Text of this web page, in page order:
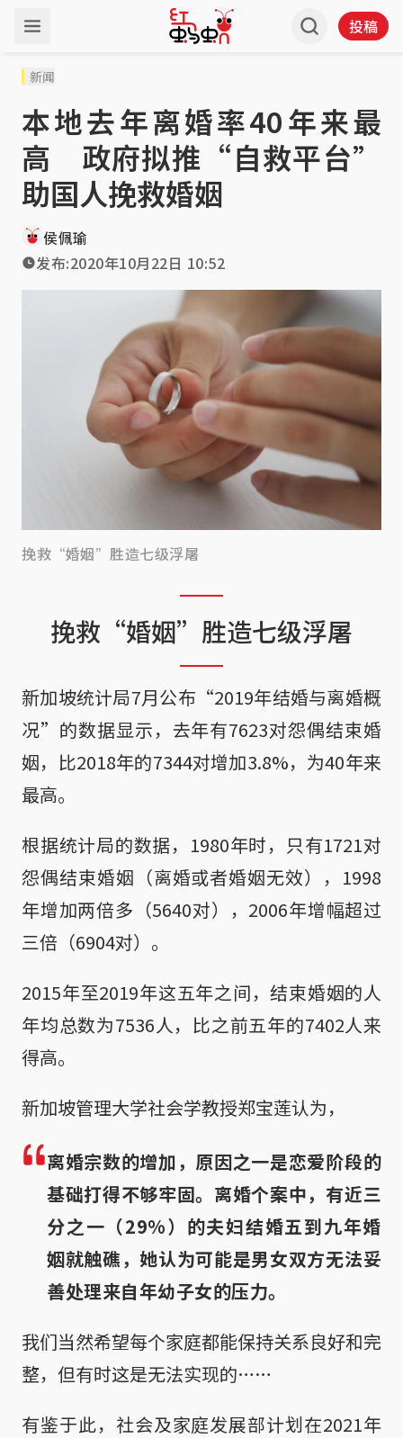
投稿
新闻
本地去年离婚率40年来最
高 政府拟推“自救平台”
助国人挽救婚姻
侯佩瑜
发布:2020年10月22日 10:52
挽救“婚姻”胜造七级浮屠
挽救“婚姻”胜造七级浮屠
新加坡统计局7月公布“2019年结婚与离婚概
况”的数据显示，去年有7623对怨偶结束婚
姻，比2018年的7344对增加3.8%，为40年来
最高。
根据统计局的数据，1980年时，只有1721对
怨偶结束婚姻（离婚或者婚姻无效），1998
年增加两倍多（5640对），2006年增幅超过
三倍（6904对）。
2015年至2019年这五年之间，结束婚姻的人
年均总数为7536人，比之前五年的7402人来
得高。
新加坡管理大学社会学教授郑宝莲认为，
离婚宗数的增加，原因之一是恋爱阶段的
基础打得不够牢固。离婚个案中，有近三
分之一（29%）的夫妇结婚五到九年婚
姻就触礁，她认为可能是男女双方无法妥
善处理来自年幼子女的压力。
我们当然希望每个家庭都能保持关系良好和完
整，但有时这是无法实现的……
有鉴于此，社会及家庭发展部计划在2021年